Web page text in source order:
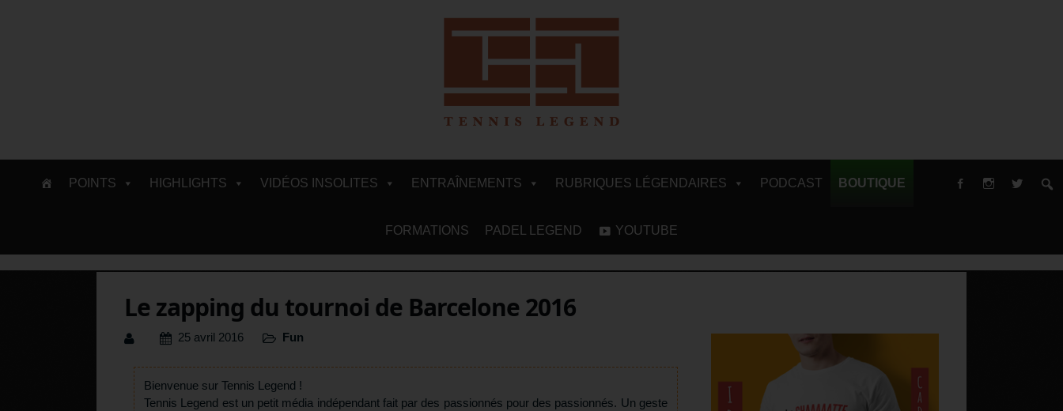
POINTS HIGHLIGHTS VIDÉOS INSOLITES ENTRAÎNEMENTS RUBRIQUES LÉGENDAIRES PODCAST BOUTIQUE
FORMATIONS PADEL LEGEND YOUTUBE
Le zapping du tournoi de Barcelone 2016
25 avril 2016 Fun
Bienvenue sur Tennis Legend !
Tennis Legend est un petit média indépendant fait par des passionnés pour des passionnés. Un geste